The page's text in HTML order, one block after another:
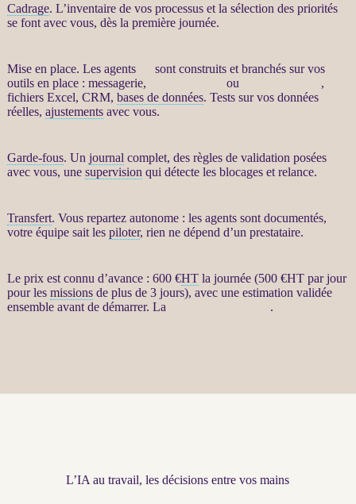
Cadrage. L’inventaire de vos processuset la sélection des priorités
se font avec vous, dès la première journée.
Mise en place. Les agents
sont construits et branchés sur vos
outils en place : messagerie,
ou
,
fichiers Excel, CRM, bases de données. Tests sur vos données
réelles, ajustementsavec vous.
Garde-fous. Un journal complet, des règles de validation posées
avec vous, une supervision qui détecte les blocages et relance.
Transfert. Vous repartez autonome : les agentssont documentés,
votre équipe sait les piloter, rien ne dépend d’un prestataire.
Le prix est connu d’avance : 600 €HTla journée (500 €HTpar jour
pour les missionsde plus de 3 jours), avec une estimation validée
ensemble avant de démarrer. La
.
L’IA au travail, les décisions entre vos mains